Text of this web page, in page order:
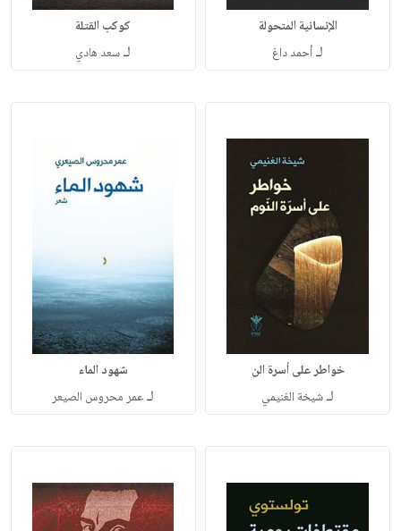
الإنسانية المتحولة
لـأحمد داغ
كوكب القتلة
لـسعد هادي
خواطر على أسرة الن
لـشيخة الغنيمي
شهود الماء
لـعمر محروس الصيعر